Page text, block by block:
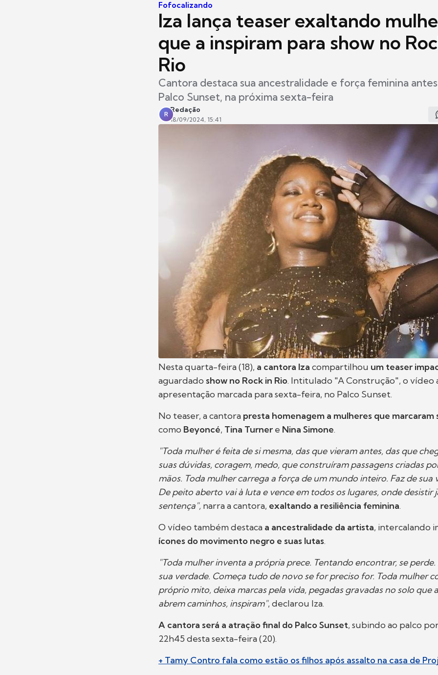
Fofocalizando
Iza lança teaser exaltando
que a inspiram para show no
Rio
Cantora destaca sua ancestralidade e força feminina
Palco Sunset, na próxima sexta-feira
R
Redação
18/09/2024, 15:41
Nesta quarta-feira (18), a cantora Iza compartilhou um teaser
aguardado show no Rock in Rio. Intitulado "A Construção", o vídeo
apresentação marcada para sexta-feira, no Palco Sunset.
No teaser, a cantora presta homenagem a mulheres que marcaram
como Beyoncé, Tina Turner e Nina Simone.
"Toda mulher é feita de si mesma, das que vieram antes, das que
suas dúvidas, coragem, medo, que construíram passagens criadas
mãos. Toda mulher carrega a força de um mundo inteiro. Faz de sua
De peito aberto vai à luta e vence em todos os lugares, onde desistir
sentença", narra a cantora, exaltando a resiliência feminina.
O vídeo também destaca a ancestralidade da artista, intercalando
ícones do movimento negro e suas lutas.
"Toda mulher inventa a própria prece. Tentando encontrar, se perde.
sua verdade. Começa tudo de novo se for preciso for. Toda mulher
próprio mito, deixa marcas pela vida, pegadas gravadas no solo que
abrem caminhos, inspiram", declarou Iza.
A cantora será a atração final do Palco Sunset, subindo ao palco
22h45 desta sexta-feira (20).
+ Tamy Contro fala como estão os filhos após assalto na casa de